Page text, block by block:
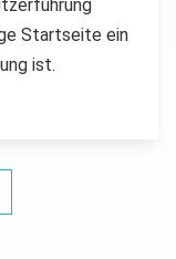
Startseite ein
ist.